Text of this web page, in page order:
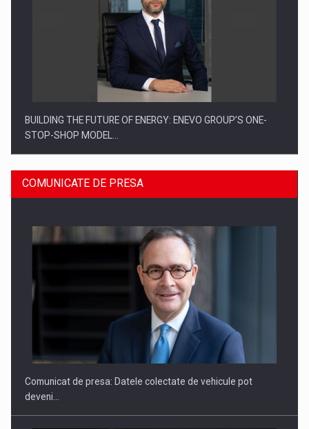
BUILDING THE FUTURE OF ENERGY: ENEVO GROUP’S ONE-
STOP-SHOP MODEL…
ROOTED IN ROMANIA, BUILT TO DELIVER TECHNOLOGY FOR
COMUNICATE DE PRESA
Comunicat de presa: Datele colectate de vehicule pot
deveni…